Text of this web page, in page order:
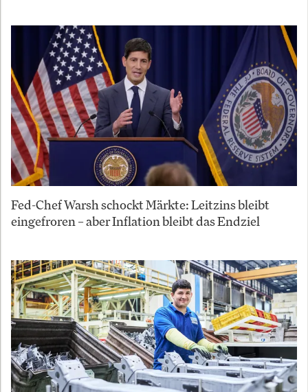
Fed-Chef Warsh schockt Märkte: Leitzins bleibt
eingefroren – aber Inflation bleibt das Endziel